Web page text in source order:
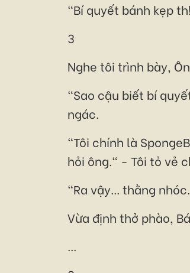
"Bí quyết bánh kẹp
3
Nghe tôi trình bày,
"Sao cậu biết bí
ngác.
"Tôi chính là
hỏi ông." - Tôi tỏ vẻ
"Ra vậy... thằng
Vừa định thở phào,
...